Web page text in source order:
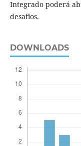
Integrado poderá
desafios.
DOWNLOADS